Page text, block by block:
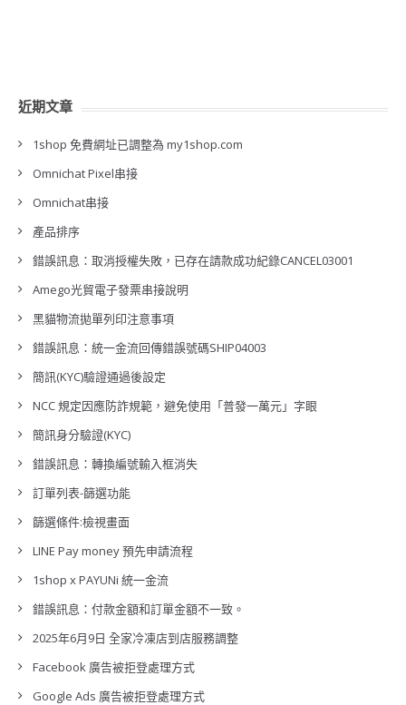
近期文章
1shop 免費網址已調整為 my1shop.com
Omnichat Pixel串接
Omnichat串接
產品排序
錯誤訊息：取消授權失敗，已存在請款成功紀錄CANCEL03001
Amego光貿電子發票串接說明
黑貓物流拋單列印注意事項
錯誤訊息：統一金流回傳錯誤號碼SHIP04003
簡訊(KYC)驗證通過後設定
NCC 規定因應防詐規範，避免使用「普發一萬元」字眼
簡訊身分驗證(KYC)
錯誤訊息：轉換編號輸入框消失
訂單列表-篩選功能
篩選條件:檢視畫面
LINE Pay money 預先申請流程
1shop x PAYUNi 統一金流
錯誤訊息：付款金額和訂單金額不一致。
2025年6月9日 全家冷凍店到店服務調整
Facebook 廣告被拒登處理方式
Google Ads 廣告被拒登處理方式